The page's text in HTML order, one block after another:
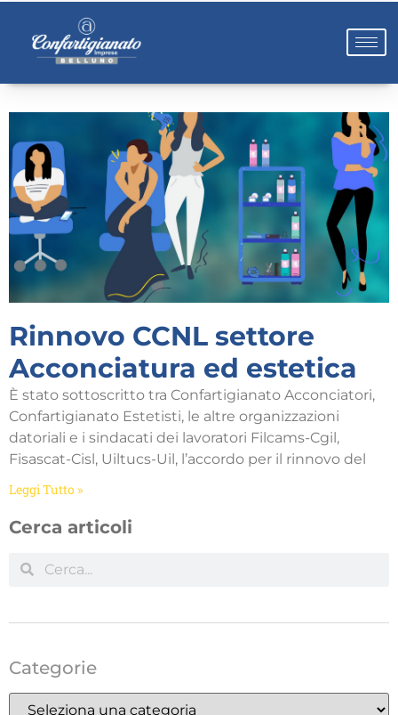
Rinnovo CCNL settore
Acconciatura ed estetica
È stato sottoscritto tra Confartigianato Acconciatori,
Confartigianato Estetisti, le altre organizzazioni
datoriali e i sindacati dei lavoratori Filcams-Cgil,
Fisascat-Cisl, Uiltucs-Uil, l’accordo per il rinnovo del
Leggi Tutto »
Cerca articoli
Categorie